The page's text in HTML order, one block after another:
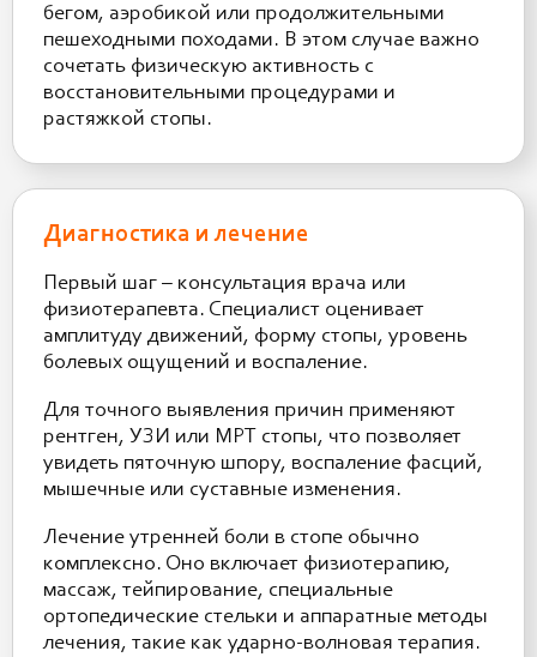
бегом, аэробикой или продолжительными
пешеходными походами. В этом случае важно
сочетать физическую активность с
восстановительными процедурами и
растяжкой стопы.
Диагностика и лечение
Первый шаг – консультация врача или
физиотерапевта. Специалист оценивает
амплитуду движений, форму стопы, уровень
болевых ощущений и воспаление.
Для точного выявления причин применяют
рентген, УЗИ или МРТ стопы, что позволяет
увидеть пяточную шпору, воспаление фасций,
мышечные или суставные изменения.
Лечение утренней боли в стопе обычно
комплексно. Оно включает физиотерапию,
массаж, тейпирование, специальные
ортопедические стельки и аппаратные методы
лечения, такие как ударно-волновая терапия.